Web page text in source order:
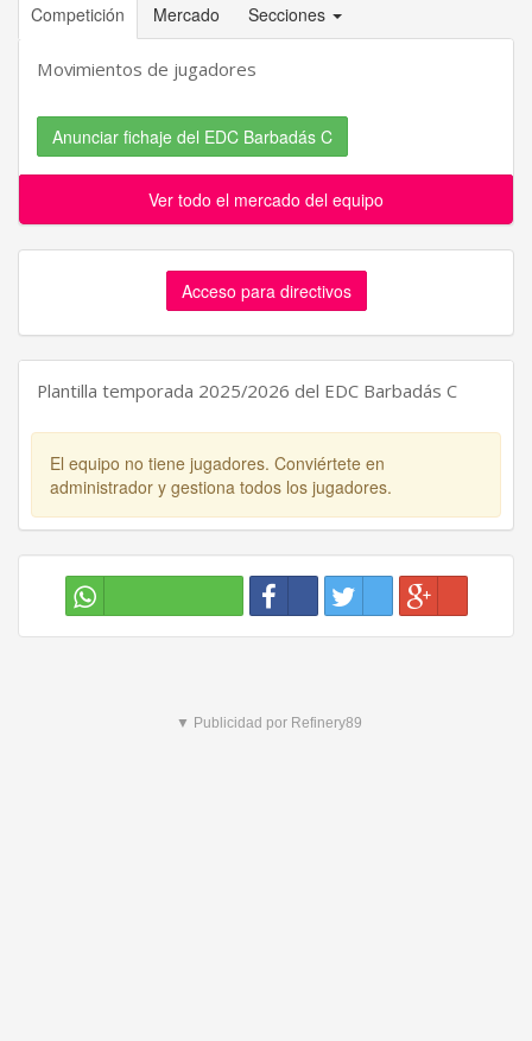
Competición Mercado Secciones
Movimientos de jugadores
Anunciar fichaje del EDC Barbadás C
Ver todo el mercado del equipo
Acceso para directivos
Plantilla temporada 2025/2026 del EDC Barbadás C
El equipo no tiene jugadores. Conviértete en
administrador y gestiona todos los jugadores.
▼ Publicidad por Refinery89